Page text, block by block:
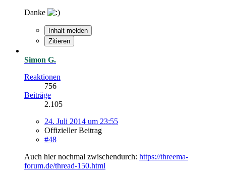
Danke
Inhalt melden
Zitieren
Simon G.
Reaktionen
756
Beiträge
2.105
24. Juli 2014 um 23:55
Offizieller Beitrag
#48
Auch hier nochmal zwischendurch: https://threema-
forum.de/thread-150.html